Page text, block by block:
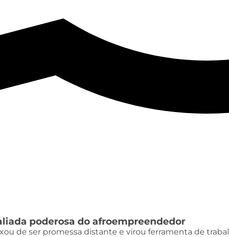
poderosa do afroempreendedor
de ser promessa distante e virou ferramenta de